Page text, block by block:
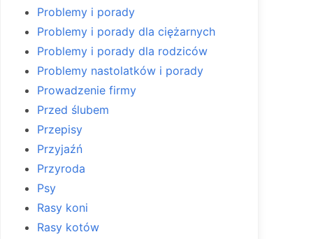
Problemy i porady
Problemy i porady dla ciężarnych
Problemy i porady dla rodziców
Problemy nastolatków i porady
Prowadzenie firmy
Przed ślubem
Przepisy
Przyjaźń
Przyroda
Psy
Rasy koni
Rasy kotów